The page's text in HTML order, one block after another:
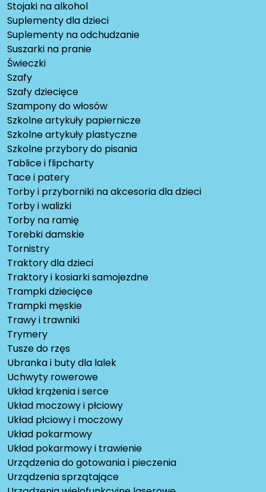
Stojaki na alkohol
Suplementy dla dzieci
Suplementy na odchudzanie
Suszarki na pranie
Świeczki
Szafy
Szafy dziecięce
Szampony do włosów
Szkolne artykuły papiernicze
Szkolne artykuły plastyczne
Szkolne przybory do pisania
Tablice i flipcharty
Tace i patery
Torby i przyborniki na akcesoria dla dzieci
Torby i walizki
Torby na ramię
Torebki damskie
Tornistry
Traktory dla dzieci
Traktory i kosiarki samojezdne
Trampki dziecięce
Trampki męskie
Trawy i trawniki
Trymery
Tusze do rzęs
Ubranka i buty dla lalek
Uchwyty rowerowe
Układ krążenia i serce
Układ moczowy i płciowy
Układ płciowy i moczowy
Układ pokarmowy
Układ pokarmowy i trawienie
Urządzenia do gotowania i pieczenia
Urządzenia sprzątające